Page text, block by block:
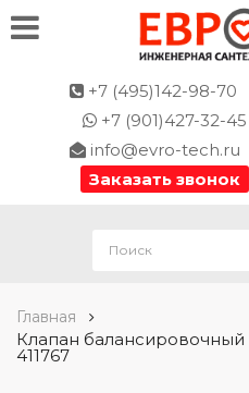
+7 (495)142-98-70
+7 (901)427-32-45
info@evro-tech.ru
Заказать звонок
Главная
Клапан
411767